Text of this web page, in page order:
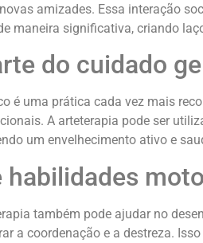
amizades. Essa interação
maneira significativa, criando
do cuidado
é uma prática cada vez mais
A arteterapia pode ser
um envelhecimento ativo e
também pode ajudar no
a coordenação e a destreza.